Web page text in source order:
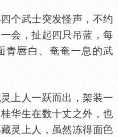
武士突发怪声，不约
会，扯起四只吊蓝，每
青
白、奄奄一息的武
人一跃而出，架装一
华生在数十丈之外，也
灵上人，虽然冻得面